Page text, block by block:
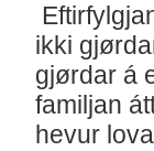
ikki
gjørdar á
familjan
hevur